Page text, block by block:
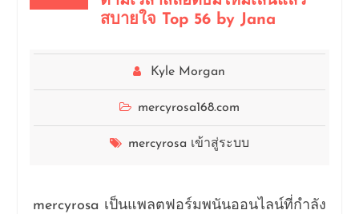
สบายใจ Top 56 by Jana
Kyle Morgan
mercyrosa168.com
mercyrosa เข้าสู่ระบบ
mercyrosa เป็นแพลตฟอร์มพนันออนไลน์ที่กำลัง